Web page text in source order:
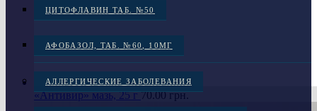
ЦИТОФЛАВИН ТАБ. №50
АФОБАЗОЛ, ТАБ. №60, 10МГ
АЛЛЕРГИЧЕСКИЕ ЗАБОЛЕВАНИЯ
«Антивир» мазь, 25 г 70.00грн.